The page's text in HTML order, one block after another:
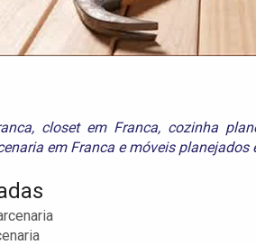
, closet em Franca, cozinha
em Franca emóveis planejados